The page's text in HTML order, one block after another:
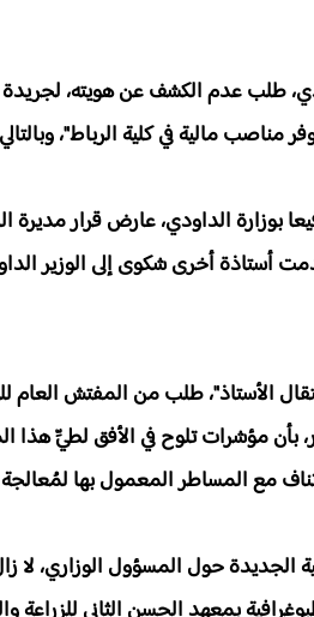
طلب عدم الكشف عن هويته،
مناصب مالية في كلية الرباط"،
الداودي، عارض قرار مديرة
أستاذة أخرى شكوى إلى الوزير
الأستاذ"، طلب من المفتش العام
بأن مؤشرات تلوح في الأفق لطيِّ هذا
مع المساطر المعمول بها
الجديدة حول المسؤول الوزاري،